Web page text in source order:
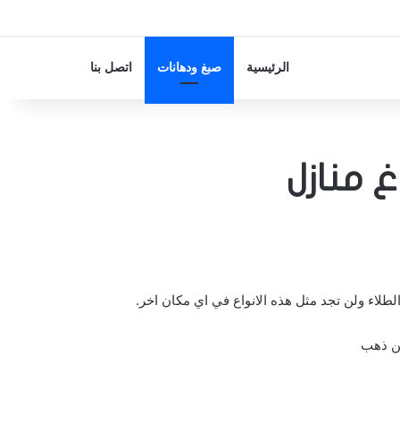
الرئيسية صبغ ودهانات اتصل بنا
ولن تجد مثل هذه الانواع في اي مكان اخر.
ذهب